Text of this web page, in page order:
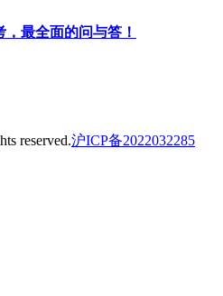
最全面的问与答！
reserved.沪ICP备2022032285